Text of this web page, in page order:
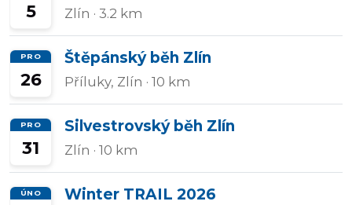
5 Zlín · 3.2 km
PRO
26
Štěpánský běh Zlín
Příluky, Zlín · 10 km
PRO
31
Silvestrovský běh Zlín
Zlín · 10 km
ÚNO Winter TRAIL 2026